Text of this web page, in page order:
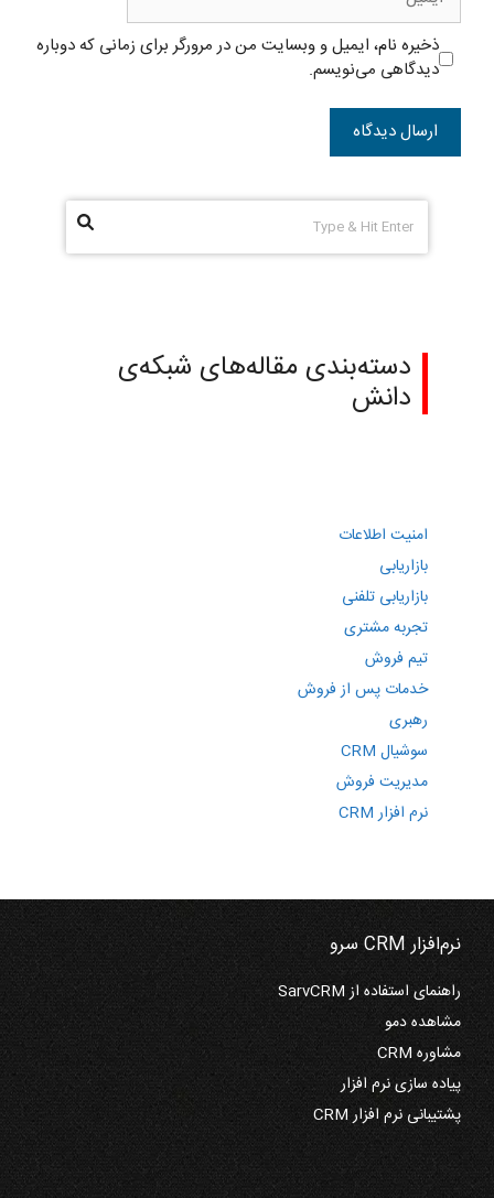
ذخیره نام، ایمیل و وبسایت من در مرورگر برای زمانی که دوباره
دیدگاهی می‌نویسم.
دسته‌بندی مقاله‌های شبکه‌ی
دانش
امنیت اطلاعات
بازاریابی
بازاریابی تلفنی
تجربه مشتری
تیم فروش
خدمات پس از فروش
رهبری
سوشیال CRM
مدیریت فروش
نرم افزار CRM
نرم‌افزار CRM سرو
راهنمای استفاده از SarvCRM
مشاهده دمو
مشاوره CRM
پیاده سازی نرم افزار
پشتیبانی نرم افزار CRM